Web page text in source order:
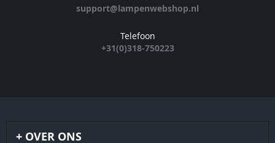
support@lampenwebshop.nl
Telefoon
+31(0)318-750223
OVER ONS